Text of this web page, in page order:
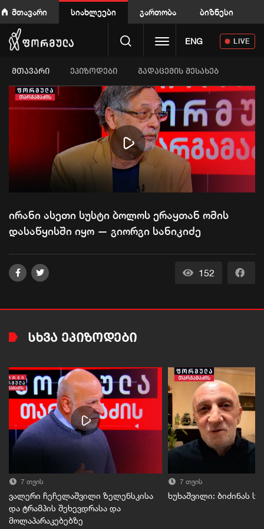
მთავარი სიახლეები გართობა ბიზნესი
Toggle navigation
ENG LIVE
ᲛᲗᲐᲕᲐᲠᲘ ეპიზოდები გადაცემის შესახებ
Play
Video
ირანი ასეთი სუსტი ბოლოს ერაყთან ომის
დასაწყისში იყო — გიორგი სანიკიძე
152
ᲡᲮᲕᲐ ᲔᲞᲘᲖᲝᲓᲔᲑᲘ
7 თვის
ვალერი ჩეჩელაშვილი ზელენსკისა
და ტრამპის შეხევდრასა და
მოლაპარაკებებზე
7 თვის
ხუხაშვილი: ბიძინას